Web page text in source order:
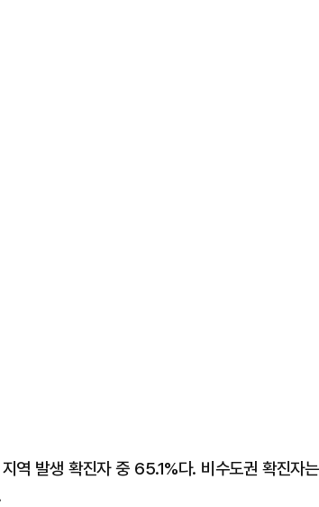
역 발생 확진자 중 65.1%다. 비수도권 확진자는